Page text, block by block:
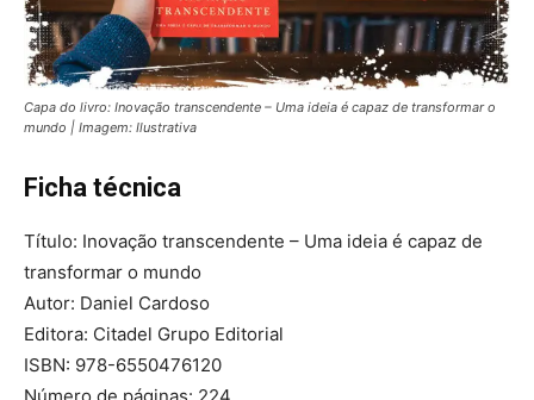
Capa do livro: Inovação transcendente – Uma ideia é capaz de transformar o
mundo | Imagem: Ilustrativa
Ficha técnica
Título: Inovação transcendente – Uma ideia é capaz de
transformar o mundo
Autor: Daniel Cardoso
Editora: Citadel Grupo Editorial
ISBN: 978-6550476120